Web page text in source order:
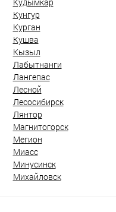
Кудымкар
Кунгур
Курган
Кушва
Кызыл
Лабытнанги
Лангепас
Лесной
Лесосибирск
Лянтор
Магнитогорск
Мегион
Миасс
Минусинск
Михайловск